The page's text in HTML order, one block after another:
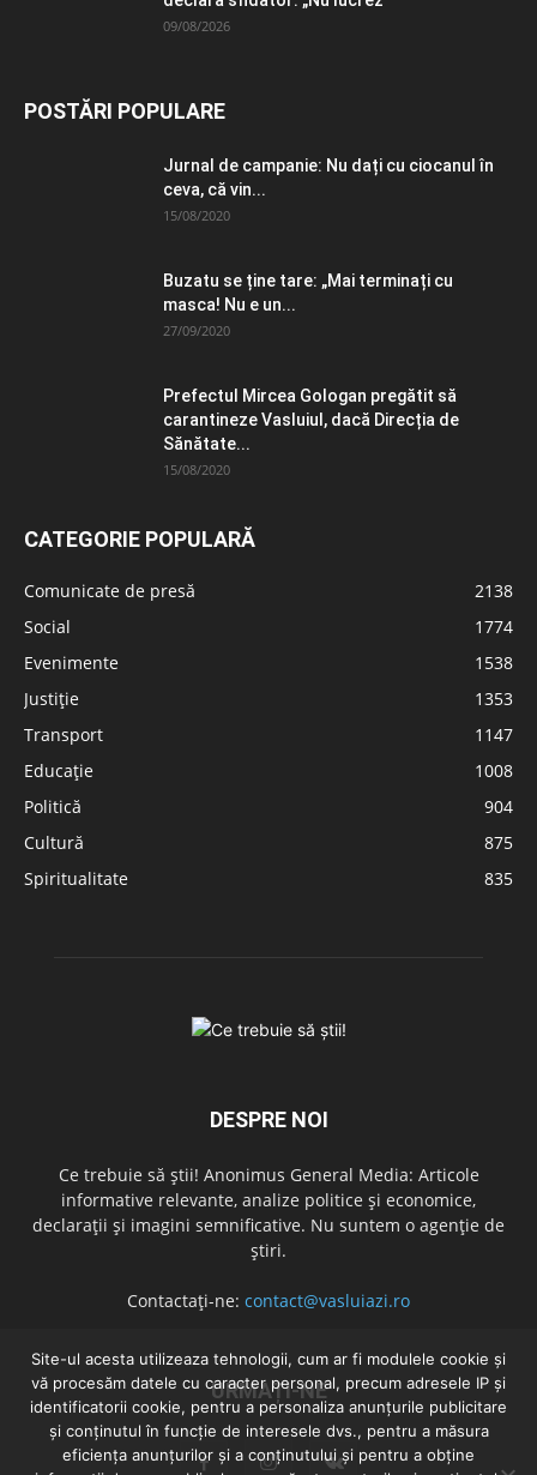
09/08/2026
POSTĂRI POPULARE
Jurnal de campanie: Nu dați cu ciocanul în
ceva, că vin...
15/08/2020
Buzatu se ține tare: „Mai terminați cu
masca! Nu e un...
27/09/2020
Prefectul Mircea Gologan pregătit să
carantineze Vasluiul, dacă Direcția de
Sănătate...
15/08/2020
CATEGORIE POPULARĂ
Comunicate de presă
2138
Social
1774
Evenimente
1538
Justiție
1353
Transport
1147
Educație
1008
Politică
904
Cultură
875
Spiritualitate
835
DESPRE NOI
Ce trebuie să știi! Anonimus General Media: Articole
informative relevante, analize politice și economice,
declarații și imagini semnificative. Nu suntem o agenție de
știri.
Contactați-ne: contact@vasluiazi.ro
URMAȚI-NE
Site-ul acesta utilizeaza tehnologii, cum ar fi modulele cookie și
vă procesăm datele cu caracter personal, precum adresele IP și
identificatorii cookie, pentru a personaliza anunțurile publicitare
și conținutul în funcție de interesele dvs., pentru a măsura
eficiența anunțurilor și a conținutului și pentru a obține